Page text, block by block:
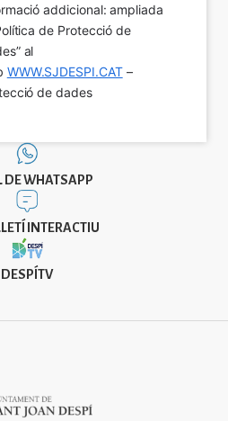
addicional: ampliada
de Protecció de
al
WWW.SJDESPI.CAT –
de dades
DE WHATSAPP
INTERACTIU
DESPÍTV